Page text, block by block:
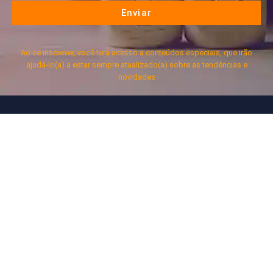
Enviar
Ao se inscrever, você terá acesso a conteúdos especiais, que irão
ajudá-lo(a) a estar sempre atualizado(a) sobre as tendências e
novidades